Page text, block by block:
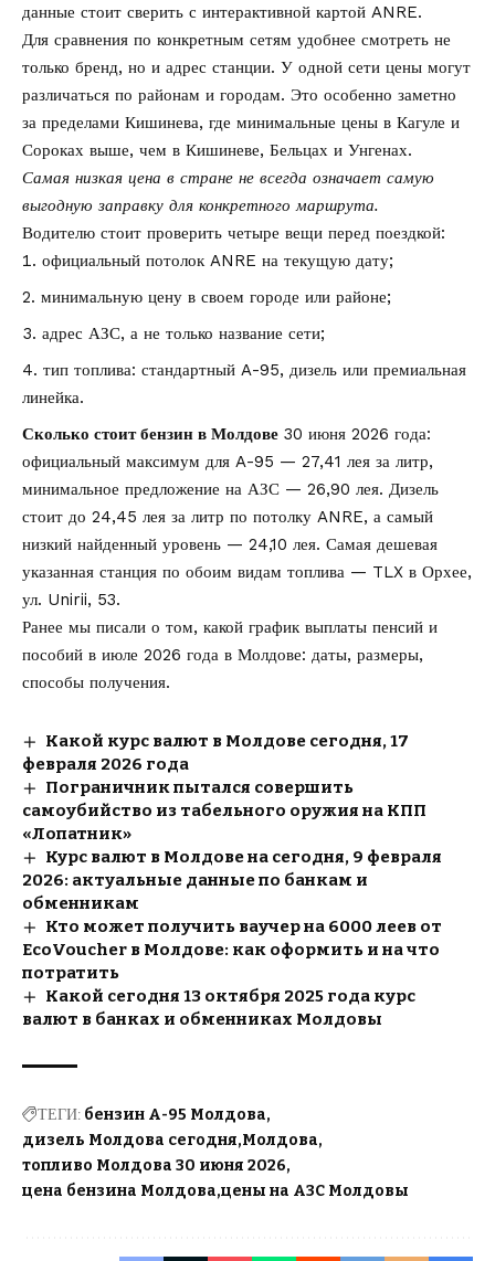
данные стоит сверить с интерактивной картой ANRE.
Для сравнения по конкретным сетям удобнее смотреть не
только бренд, но и адрес станции. У одной сети цены могут
различаться по районам и городам. Это особенно заметно
за пределами Кишинева, где минимальные цены в Кагуле и
Сороках выше, чем в Кишиневе, Бельцах и Унгенах.
Самая низкая цена в стране не всегда означает самую
выгодную заправку для конкретного маршрута.
Водителю стоит проверить четыре вещи перед поездкой:
официальный потолок ANRE на текущую дату;
минимальную цену в своем городе или районе;
адрес АЗС, а не только название сети;
тип топлива: стандартный A-95, дизель или премиальная
линейка.
Сколько стоит бензин в Молдове 30 июня 2026 года:
официальный максимум для A-95 — 27,41 лея за литр,
минимальное предложение на АЗС — 26,90 лея. Дизель
стоит до 24,45 лея за литр по потолку ANRE, а самый
низкий найденный уровень — 24,10 лея. Самая дешевая
указанная станция по обоим видам топлива — TLX в Орхее,
ул. Unirii, 53.
Ранее мы писали о том, какой график выплаты пенсий и
пособий в июле 2026 года в Молдове: даты, размеры,
способы получения.
Какой курс валют в Молдове сегодня, 17
февраля 2026 года
Пограничник пытался совершить
самоубийство из табельного оружия на КПП
«Лопатник»
Курс валют в Молдове на сегодня, 9 февраля
2026: актуальные данные по банкам и
обменникам
Кто может получить ваучер на 6000 леев от
EcoVoucher в Молдове: как оформить и на что
потратить
Какой сегодня 13 октября 2025 года курс
валют в банках и обменниках Молдовы
ТЕГИ: бензин A-95 Молдова
дизель Молдова сегодня Молдова
топливо Молдова 30 июня 2026
цена бензина Молдова цены на АЗС Молдовы